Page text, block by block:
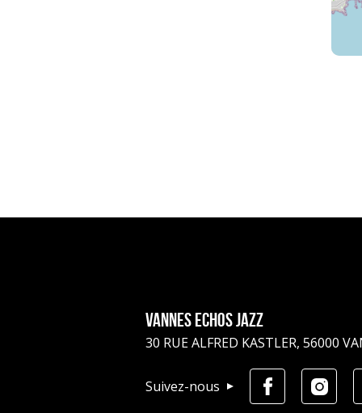
Vannes Echos Jazz
30 RUE ALFRED KASTLER, 56000
Suivez-nous